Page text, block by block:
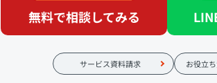
予約に繋げていくことを目指しています。
リアンをご提供しています。 料理やおすすめの
仕草。 その日によって、店の空気感は少し違い
無料で相談してみる
サービス資料請求 お役立